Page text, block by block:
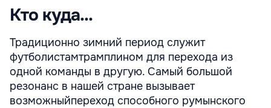
Кто куда...
Традиционно зимний период служит
футболистамтрамплином для перехода из
одной команды в другую. Самый большой
резонанс в нашей стране вызывает
возможныйпереход способного румынского